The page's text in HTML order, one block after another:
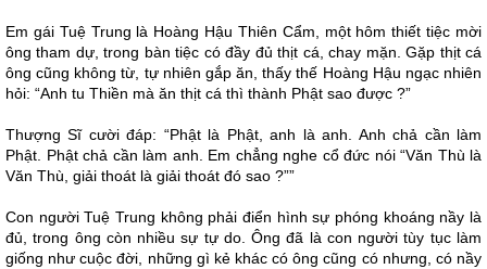
Em gái Tuệ Trung là Hoàng Hậu Thiên Cẩm, một hôm thiết tiệc mời
ông tham dự, trong bàn tiệc có đầy đủ thịt cá, chay mặn. Gặp thịt cá
ông cũng không từ, tự nhiên gắp ăn, thấy thế Hoàng Hậu ngạc nhiên
hỏi: “Anh tu Thiền mà ăn thịt cá thì thành Phật sao được ?”
Thượng Sĩ cười đáp: “Phật là Phật, anh là anh. Anh chả cần làm
Phật. Phật chả cần làm anh. Em chẳng nghe cổ đức nói “Văn Thù là
Văn Thù, giải thoát là giải thoát đó sao ?””
Con người Tuệ Trung không phải điển hình sự phóng khoáng nầy là
đủ, trong ông còn nhiều sự tự do. Ông đã là con người tùy tục làm
giống như cuộc đời, những gì kẻ khác có ông cũng có nhưng, có nầy